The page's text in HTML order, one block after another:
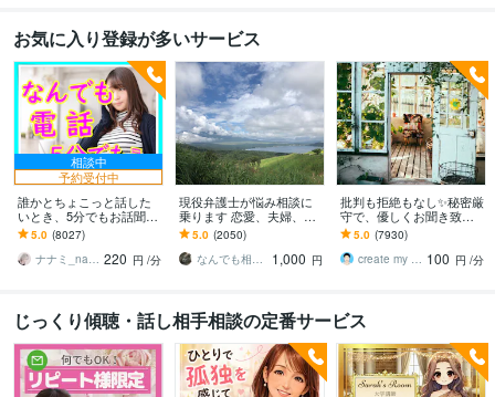
お気に入り登録が多いサービス
相談中
予約受付中
誰かとちょこっと話した
いとき、5分でもお話聞き
ます 疲れた～、でもカウ
ンセリングじゃない、な
んとなく雑談聞いて～
5.0 (8027)
ナナミ_nanami 220 円 /分
現役弁護士が悩み相談に
乗ります 恋愛、夫婦、学
校、会社、お金，単なる
愚痴など何でもOK！
5.0 (2050)
なんでも相談員
1,000 円
批判も拒絶もなし✨秘密厳
守で、優しくお聞き致し
ます ✨お試し１分から✨
違うかな？と思ったら途
中で切って構いません
5.0 (7930)
create my life 100 円 /分
じっくり傾聴・話し相手相談の定番サービス